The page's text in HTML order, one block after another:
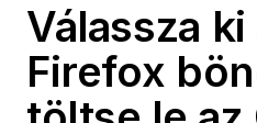
Válassza
Firefox